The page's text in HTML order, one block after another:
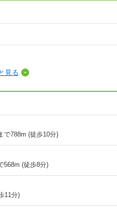
見る
で788m (徒歩10分)
568m (徒歩8分)
11分)